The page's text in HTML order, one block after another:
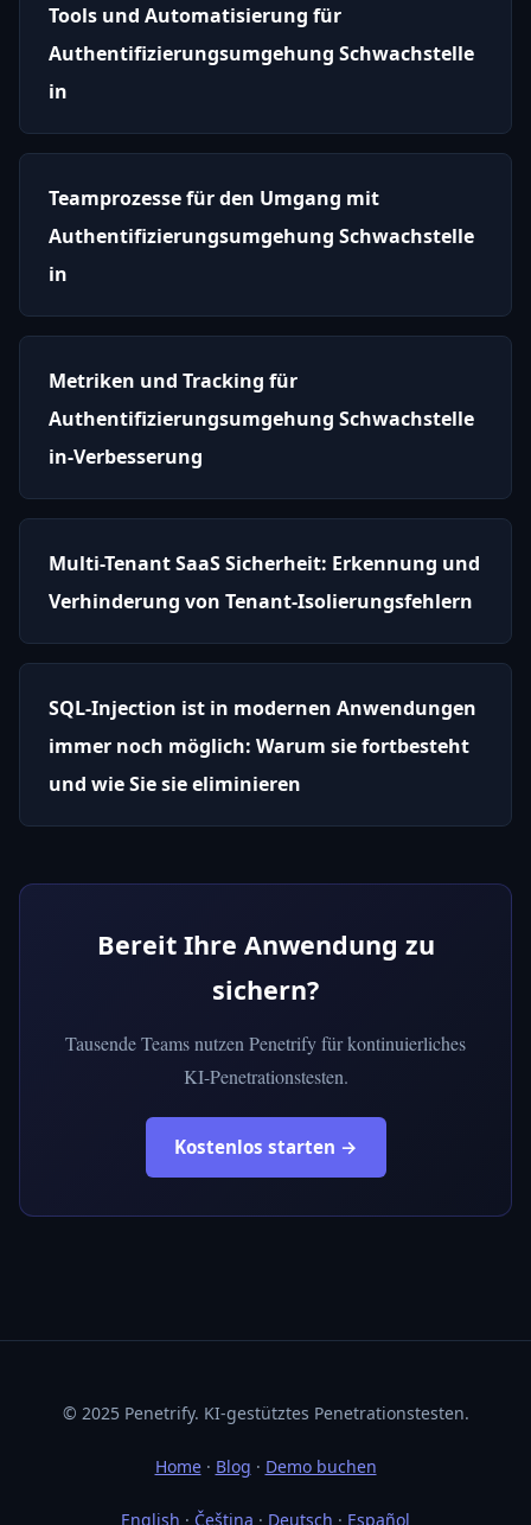
Tools und Automatisierung für
Authentifizierungsumgehung Schwachstelle
in
Teamprozesse für den Umgang mit
Authentifizierungsumgehung Schwachstelle
in
Metriken und Tracking für
Authentifizierungsumgehung Schwachstelle
in-Verbesserung
Multi-Tenant SaaS Sicherheit: Erkennung und
Verhinderung von Tenant-Isolierungsfehlern
SQL-Injection ist in modernen Anwendungen
immer noch möglich: Warum sie fortbesteht
und wie Sie sie eliminieren
Bereit Ihre Anwendung zu
sichern?
Tausende Teams nutzen Penetrify für kontinuierliches
KI-Penetrationstesten.
Kostenlos starten →
© 2025 Penetrify. KI-gestütztes Penetrationstesten.
Home· Blog · Demo buchen
English · Čeština · Deutsch · Español